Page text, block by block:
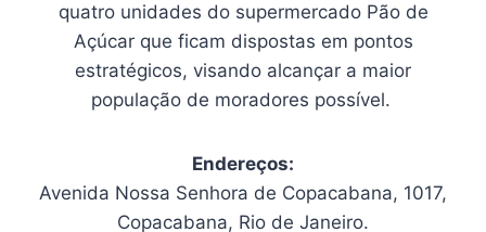
quatro unidades do supermercado Pão de
Açúcar que ficam dispostas em pontos
estratégicos, visando alcançar a maior
população de moradores possível.
Endereços:
Avenida Nossa Senhora de Copacabana, 1017,
Copacabana, Rio de Janeiro.